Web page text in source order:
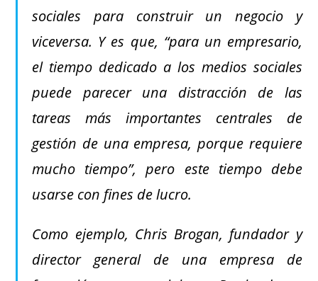
sociales para construir un negocio y
viceversa. Y es que, “para un empresario,
el tiempo dedicado a los medios sociales
puede parecer una distracción de las
tareas más importantes centrales de
gestión de una empresa, porque requiere
mucho tiempo”, pero este tiempo debe
usarse con fines de lucro.
Como ejemplo, Chris Brogan, fundador y
director general de una empresa de